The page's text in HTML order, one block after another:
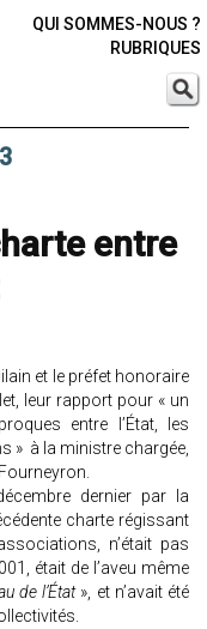
QUI SOMMES-NOUS ?
RUBRIQUES
entre
et le préfet honoraire
leur rapport pour « un
entre l’État, les
» à la ministre chargée,
dernier par la
charte régissant
n’était pas
était de l’aveu même
de l’État», et n’avait été